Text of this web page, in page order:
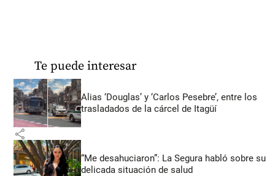
Te puede interesar
Alias ‘Douglas’ y ‘Carlos Pesebre’, entre los
trasladados de la cárcel de Itagüí
share
“Me desahuciaron”: La Segura habló sobre su
delicada situación de salud